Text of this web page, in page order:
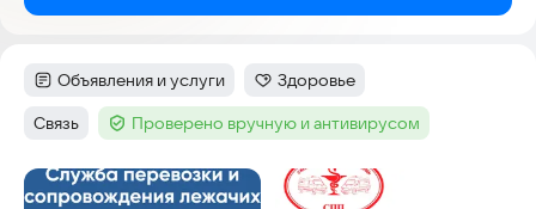
Категория:
Объявления и услуги Категория:
Здоровье
Тег:
Связь Тег :Проверено вручную и антивирусом
Скриншоты